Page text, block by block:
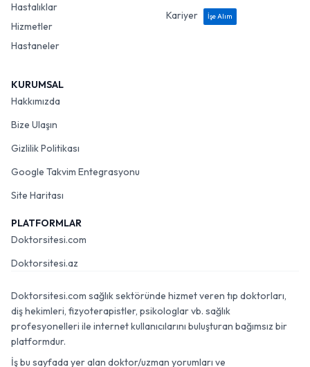
Hastalıklar
Hizmetler
Hastaneler
Kariyer
İşe Alım
KURUMSAL
Hakkımızda
Bize Ulaşın
Gizlilik Politikası
Google Takvim Entegrasyonu
Site Haritası
PLATFORMLAR
Doktorsitesi.com
Doktorsitesi.az
Doktorsitesi.com sağlık sektöründe hizmet veren tıp doktorları,
diş hekimleri, fizyoterapistler, psikologlar vb. sağlık
profesyonelleri ile internet kullanıcılarını buluşturan bağımsız bir
platformdur.
İş bu sayfada yer alan doktor/uzman yorumları ve